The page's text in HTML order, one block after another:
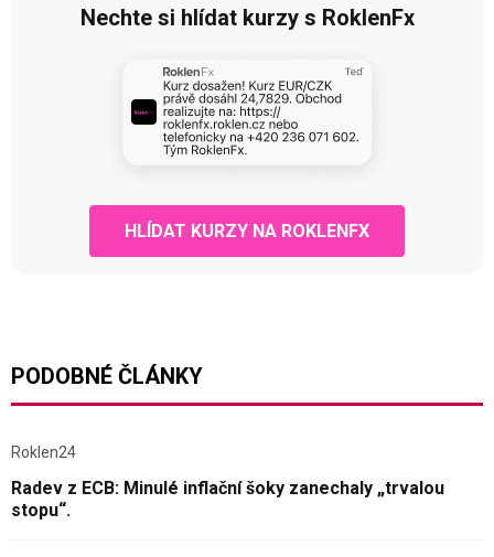
Nechte si hlídat kurzy s RoklenFx
HLÍDAT KURZY NA ROKLENFX
PODOBNÉ ČLÁNKY
Roklen24
Radev z ECB: Minulé inflační šoky zanechaly „trvalou
stopu“.